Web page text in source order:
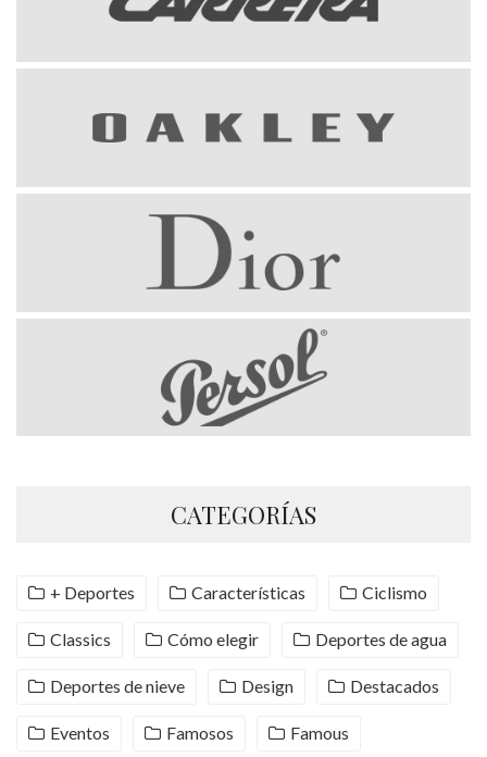
CATEGORÍAS
+ Deportes Características Ciclismo
Classics Cómo elegir Deportes de agua
Deportes de nieve Design Destacados
Eventos Famosos Famous